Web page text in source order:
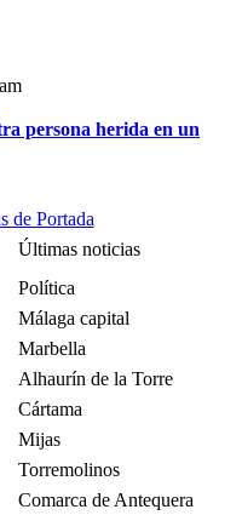
persona herida en un
de Portada
Últimas noticias
Política
Málaga capital
Marbella
Alhaurín de la Torre
Cártama
Mijas
Torremolinos
Comarca de Antequera